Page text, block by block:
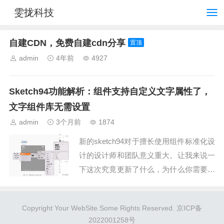
雯拢科技
自建CDN，免费自建cdn分享 置顶
admin 4年前 4927
Sketch94功能解析：组件支持自定义文字属性了，
文字组件库无需设置
admin 3个月前 1874
新的sketch94对于擅长使用组件标准化设
计的设计师和团队意义重大。让我来说一
下这次究竟更新了什么，为什么你需要更
Copyright Your WebSite.Some Rights Reserved. 京ICP备
2022001258号